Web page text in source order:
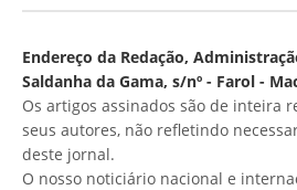
Endereço da Redação,
Saldanha da Gama, s/nº - Farol -
Os artigos assinados são de inteira
seus autores, não refletindo
deste jornal.
O nosso noticiário nacional e